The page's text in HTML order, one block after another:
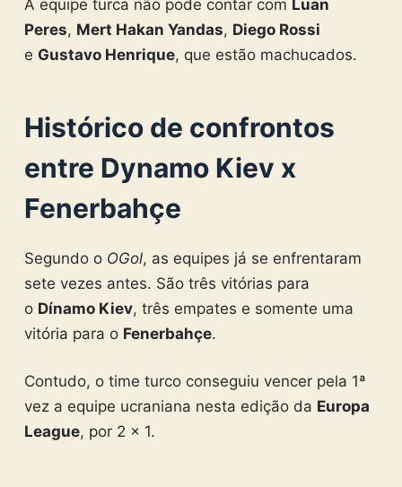
A equipe turca não pode contar com Luan
Peres, Mert Hakan Yandas, Diego Rossi
e Gustavo Henrique, que estão machucados.
Histórico de confrontos
entre Dynamo Kiev x
Fenerbahçe
Segundo o OGol, as equipes já se enfrentaram
sete vezes antes. São três vitórias para
o Dínamo Kiev, três empates e somente uma
vitória para o Fenerbahçe.
Contudo, o time turco conseguiu vencer pela 1ª
vez a equipe ucraniana nesta edição da Europa
League, por 2 x 1.